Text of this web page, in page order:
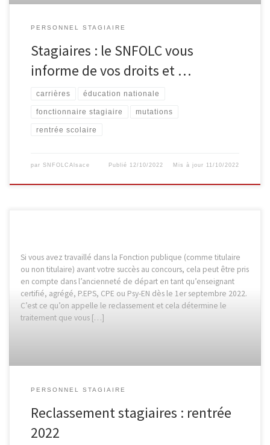
PERSONNEL STAGIAIRE
Stagiaires : le SNFOLC vous
informe de vos droits et …
carrières éducation nationale
fonctionnaire stagiaire mutations
rentrée scolaire
par SNFOLCAlsace Publié 12/10/2022 Mis à jour 11/10/2022
Si vous avez travaillé dans la Fonction publique (comme titulaire
ou non titulaire) avant votre succès au concours, cela peut être pris
en compte dans l’ancienneté de départ en tant qu’enseignant
certifié, agrégé, P.EPS, CPE ou Psy-EN dès le 1er septembre 2022.
C’est ce qu’on appelle le reclassement et cela détermine le
traitement que vous […]
PERSONNEL STAGIAIRE
Reclassement stagiaires : rentrée
2022